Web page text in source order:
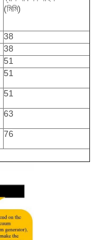
(মিমি)
38
38
51
51
51
63
76